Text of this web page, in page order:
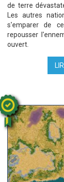
de terre
Les autres
s'emparer de
repousser
ouvert.